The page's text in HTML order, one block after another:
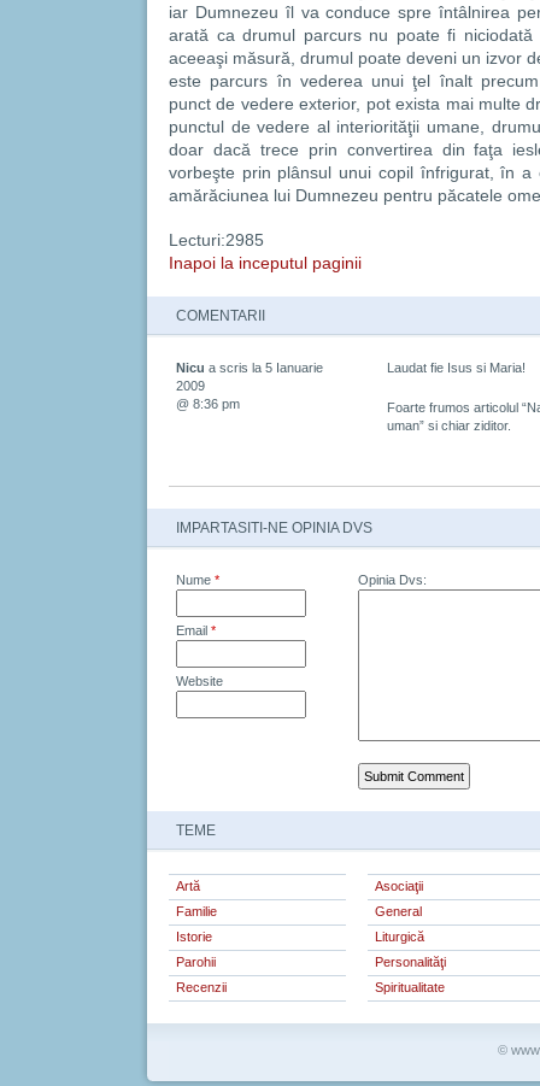
iar Dumnezeu îl va conduce spre întâlnirea
arată ca drumul parcurs nu poate fi
aceeaşi măsură, drumul poate deveni un izvor
este parcurs în vederea unui ţel înalt
punct de vedere exterior, pot exista mai multe
punctul de vedere al interiorităţii umane,
doar dacă trece prin convertirea din faţa
vorbeşte prin plânsul unui copil înfrigurat, în a
amărăciunea lui Dumnezeu pentru păcatele
Lecturi:2985
Inapoi la inceputul paginii
COMENTARII
Laudat fie Isus si Maria!
Foarte frumos articolul
uman” si chiar ziditor.
Nicu a scris la 5 Ianuarie
2009
@ 8:36 pm
IMPARTASITI-NE OPINIA DVS
Nume *
Email *
Website
Opinia Dvs:
TEME
Artă
Asociaţii
Familie
General
Istorie
Liturgică
Parohii
Personalităţi
Recenzii
Spiritualitate
©